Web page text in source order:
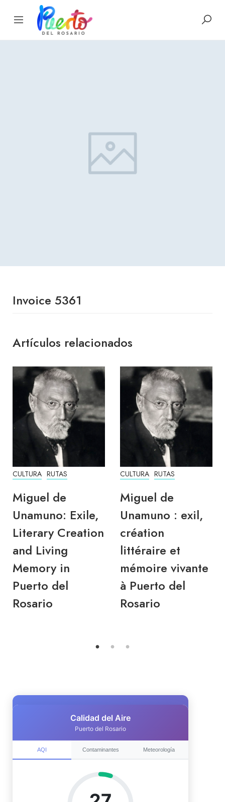
Invoice 5361
Artículos relacionados
CULTURA RUTAS
Miguel de
Unamuno: Exile,
Literary Creation
and Living
Memory in
Puerto del
Rosario
CULTURA RUTAS
Miguel de
Unamuno : exil,
création
littéraire et
mémoire vivante
à Puerto del
Rosario